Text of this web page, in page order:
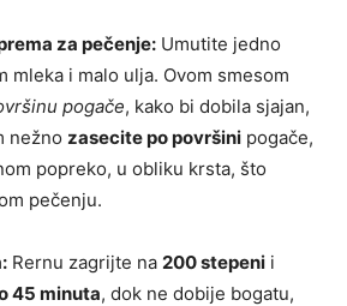
za pečenje: Umutite jedno
mleka i malo ulja. Ovom smesom
pogače, kako bi dobila sjajan,
nežno zasecite po površini pogače,
popreko, u obliku krsta, što
pečenju.
Rernu zagrijte na 200 stepeni i
45 minuta, dok ne dobije bogatu,